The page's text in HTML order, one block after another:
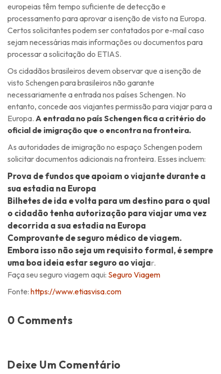
europeias têm tempo suficiente de detecção e
processamento para aprovar a isenção de visto na Europa.
Certos solicitantes podem ser contatados por e-mail caso
sejam necessárias mais informações ou documentos para
processar a solicitação do ETIAS.
Os cidadãos brasileiros devem observar que a isenção de
visto Schengen para brasileiros não garante
necessariamente a entrada nos países Schengen. No
entanto, concede aos viajantes permissão para viajar para a
Europa. A entrada no país Schengen fica a critério do
oficial de imigração que o encontra na fronteira.
As autoridades de imigração no espaço Schengen podem
solicitar documentos adicionais na fronteira. Esses incluem:
Prova de fundos que apoiam o viajante durante a
sua estadia na Europa
Bilhetes de ida e volta para um destino para o qual
o cidadão tenha autorização para viajar uma vez
decorrida a sua estadia na Europa
Comprovante de seguro médico de viagem.
Embora isso não seja um requisito formal, é sempre
uma boa ideia estar seguro ao viajar.
Faça seu seguro viagem aqui: Seguro Viagem
Fonte: https://www.etiasvisa.com
0 Comments
Deixe Um Comentário